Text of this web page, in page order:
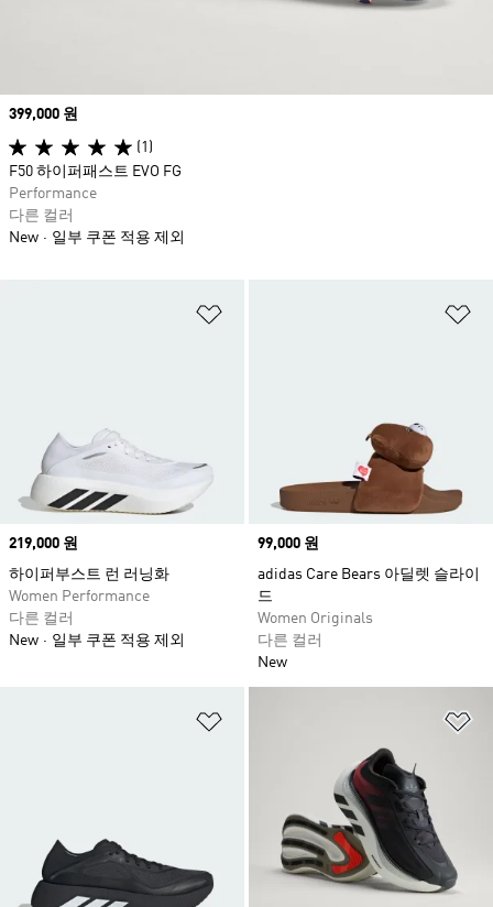
Price
219,000 원
하이퍼부스트 런 러닝화
Women Performance
다른 컬러
New
일부 쿠폰 적용 제외
Price
99,000 원
adidas Care Bears 아딜렛 슬라이
드
Women Originals
다른 컬러
New
Price
399,000 원
(1)
F50 하이퍼패스트 EVO FG
Performance
다른 컬러
New
일부 쿠폰 적용 제외